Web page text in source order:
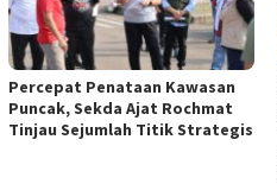
‎Percepat Penataan Kawasan
Puncak, Sekda Ajat Rochmat
Tinjau Sejumlah Titik Strategis